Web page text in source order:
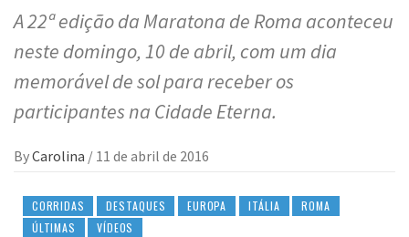
A 22ª edição da Maratona de Roma aconteceu
neste domingo, 10 de abril, com um dia
memorável de sol para receber os
participantes na Cidade Eterna.
ByCarolina / 11 de abril de 2016
CORRIDAS DESTAQUES EUROPA ITÁLIA
ROMA
ÚLTIMAS
VÍDEOS